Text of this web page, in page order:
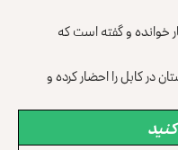
خوانده و گفته است که
در کابل را احضار کرده و